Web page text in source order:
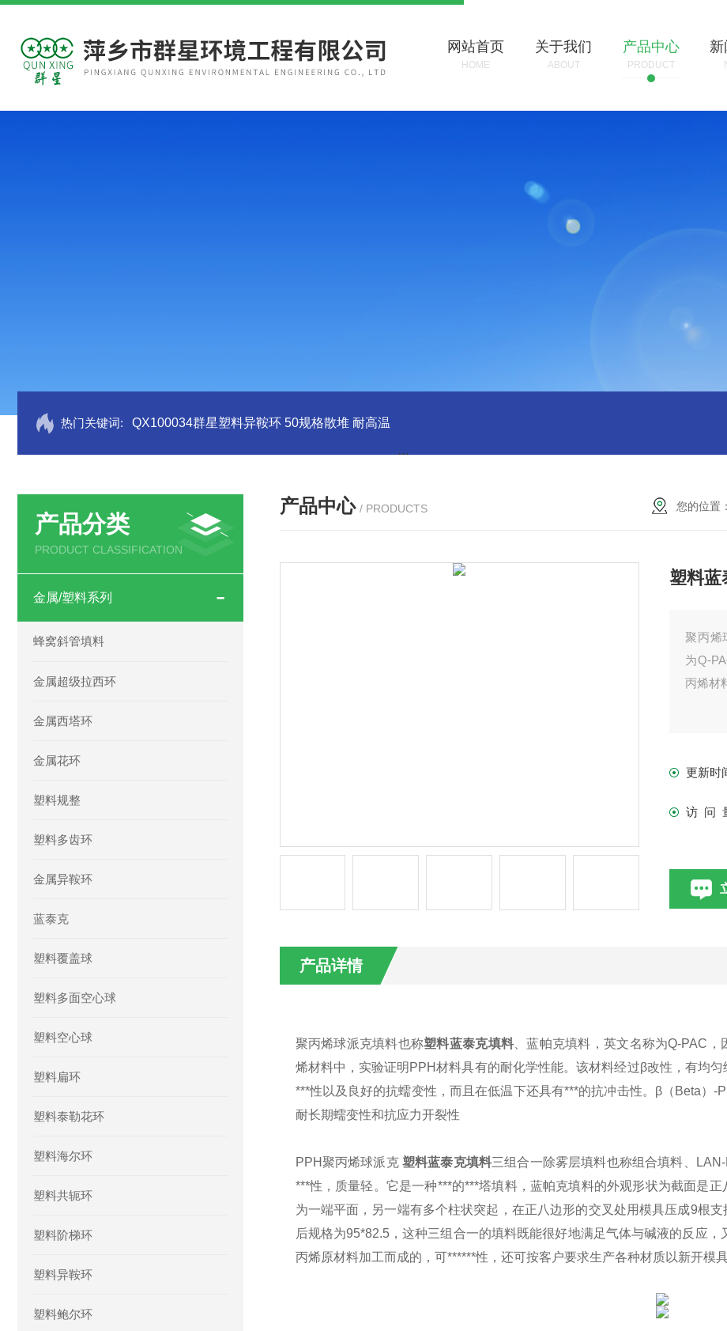
网站首页
HOME
关于我们
ABOUT
产品中心
PRODUCT
热门关键词: QX100034群星塑料异鞍环 50规格散堆 耐高温
产品分类
PRODUCT CLASSIFICATION
金属/塑料系列
蜂窝斜管填料
金属超级拉西环
金属西塔环
金属花环
塑料规整
塑料多齿环
金属异鞍环
蓝泰克
塑料覆盖球
塑料多面空心球
塑料空心球
塑料扁环
塑料泰勒花环
塑料海尔环
塑料共轭环
塑料阶梯环
塑料异鞍环
塑料鲍尔环
产品中心 / PRODUCTS 您的位置：
塑料蓝
聚丙烯
为Q-
丙烯材
更新时
访 问
产品详情
聚丙烯球派克填料也称塑料蓝泰克填料 、蓝帕克填料，英文名称为Q-PAC，
烯材料中，实验证明PPH材料具有的耐化学性能。该材料经过β改性，有均
***性以及良好的抗蠕变性，而且在低温下还具有***的抗冲击性。β（Beta）
耐长期蠕变性和抗应力开裂性
PPH聚丙烯球派克 塑料蓝泰克填料三组合一除雾层填料也称组合填料、
***性，质量轻。它是一种***的***塔填料，蓝帕克填料的外观形状为截面是
为一端平面，另一端有多个柱状突起，在正八边形的交叉处用模具压成9根
后规格为95*82.5，这种三组合一的填料既能很好地满足气体与碱液的反应
丙烯原材料加工而成的，可******性，还可按客户要求生产各种材质以新开模具